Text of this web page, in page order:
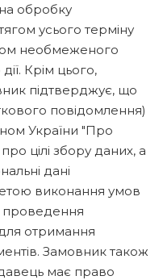
обробку
усього терміну
необмеженого
Крім цього,
підтверджує, що
повідомлення)
України "Про
цілі збору даних, а
дані
виконання умов
проведення
отримання
Замовник також
має право